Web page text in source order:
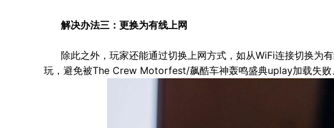
解决办法三：更换为有线上网
除此之外，玩家还能通过切换上网方式，如从WiFi连接切换为
玩，避免被The Crew Motorfest/飙酷车神轰鸣盛典uplay加载失败